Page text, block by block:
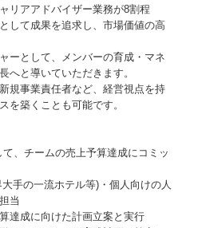
リアアドバイザー業務が8割程
して成果を追求し、市場価値の高
ーとして、メンバーの育成・マネ
へと導いていただきます。
規事業責任者など、経営視点を持
を築くことも可能です。
、チームの売上予算達成にコミッ
手の一流ホテル等)・個人向けの人
当
達成に向けた計画立案と実行